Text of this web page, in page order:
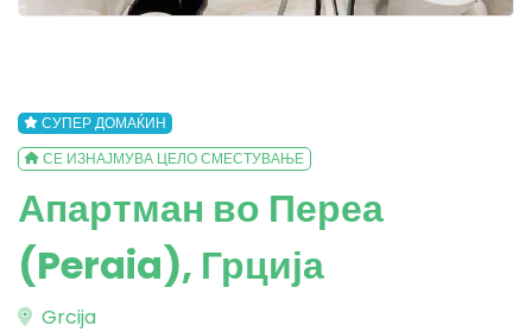
СУПЕР ДОМАЌИН
СЕ ИЗНАЈМУВА ЦЕЛО СМЕСТУВАЊЕ
Апартман во Переа
(Peraia), Грција
Grcija